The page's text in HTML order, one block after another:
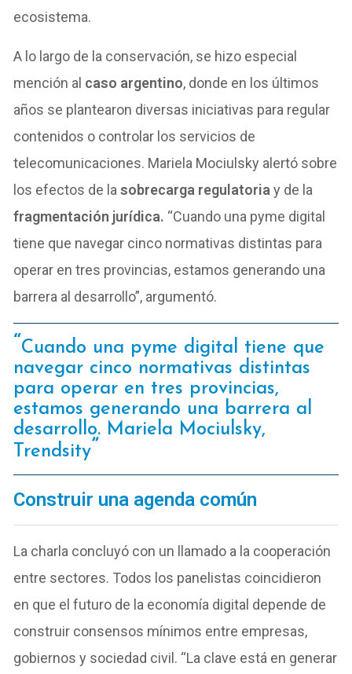
ecosistema.
A lo largo de la conservación, se hizo especial
mención al caso argentino, donde en los últimos
años se plantearon diversas iniciativas para regular
contenidos o controlar los servicios de
telecomunicaciones. Mariela Mociulsky alertó sobre
los efectos de lasobrecarga regulatoria y de la
fragmentación jurídica. “Cuando una pyme digital
tiene que navegar cinco normativas distintas para
operar en tres provincias, estamos generando una
barrera al desarrollo”, argumentó.
Cuando una pyme digital tiene que
navegar cinco normativas distintas
para operar en tres provincias,
estamos generando una barrera al
desarrollo. Mariela Mociulsky,
Trendsity
Construir una agenda común
La charla concluyó con un llamado a la cooperación
entre sectores. Todos los panelistas coincidieron
en que el futuro de la economía digital depende de
construir consensos mínimos entre empresas,
gobiernos y sociedad civil. “La clave está en generar